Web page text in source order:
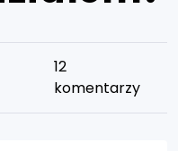
12
komentarzy